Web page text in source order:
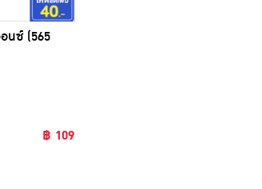
นซ์ (565
฿ 109